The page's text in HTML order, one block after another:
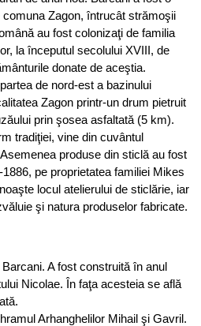
Zagon, întrucât strămoşii
au fost colonizaţi de familia
la începutul secolului XVIII, de
donate de aceştia.
de nord-est a bazinului
Zagon printr-un drum pietruit
prin şosea asfaltată (5 km).
tradiţiei, vine din cuvântul
produse din sticlă au fost
pe proprietatea familiei Mikes
locul atelierului de sticlărie, iar
şi natura produselor fabricate.
A fost construită în anul
Nicolae. În faţa acesteia se află
Arhanghelilor Mihail şi Gavril.